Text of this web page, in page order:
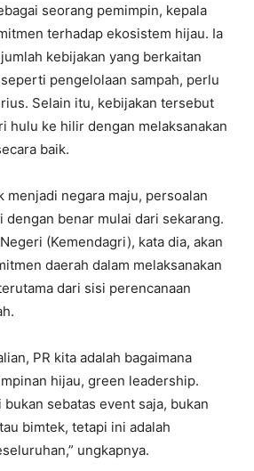
seorang pemimpin, kepala
terhadap ekosistem hijau. Ia
kebijakan yang berkaitan
pengelolaan sampah, perlu
Selain itu, kebijakan tersebut
hulu ke hilir dengan melaksanakan
baik.
menjadi negara maju, persoalan
dengan benar mulai dari sekarang.
(Kemendagri), kata dia, akan
daerah dalam melaksanakan
dari sisi perencanaan
PR kita adalah bagaimana
hijau, green leadership.
sebatas event saja, bukan
bimtek, tetapi ini adalah
ungkapnya.